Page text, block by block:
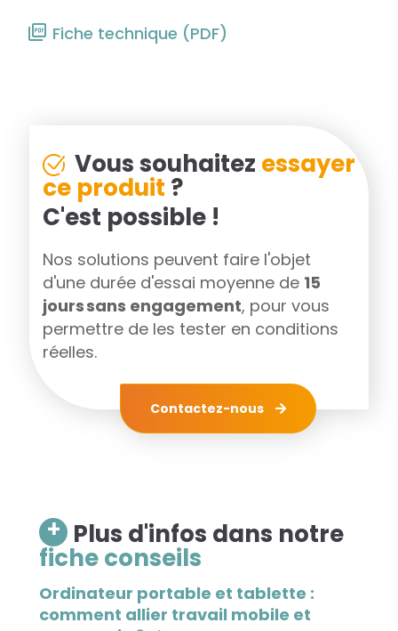
Fiche technique (PDF)
+ Plus d'infos dans notre
fiche conseils
Ordinateur portable et tablette :
comment allier travail mobile et
Vous souhaitez essayer
ce produit ?
C'est possible !
Nos solutions peuvent faire l'objet
d'une durée d'essai moyenne de 15
jours sans engagement, pour vous
permettre de les tester en conditions
réelles.
Contactez-nous